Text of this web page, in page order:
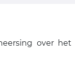
over